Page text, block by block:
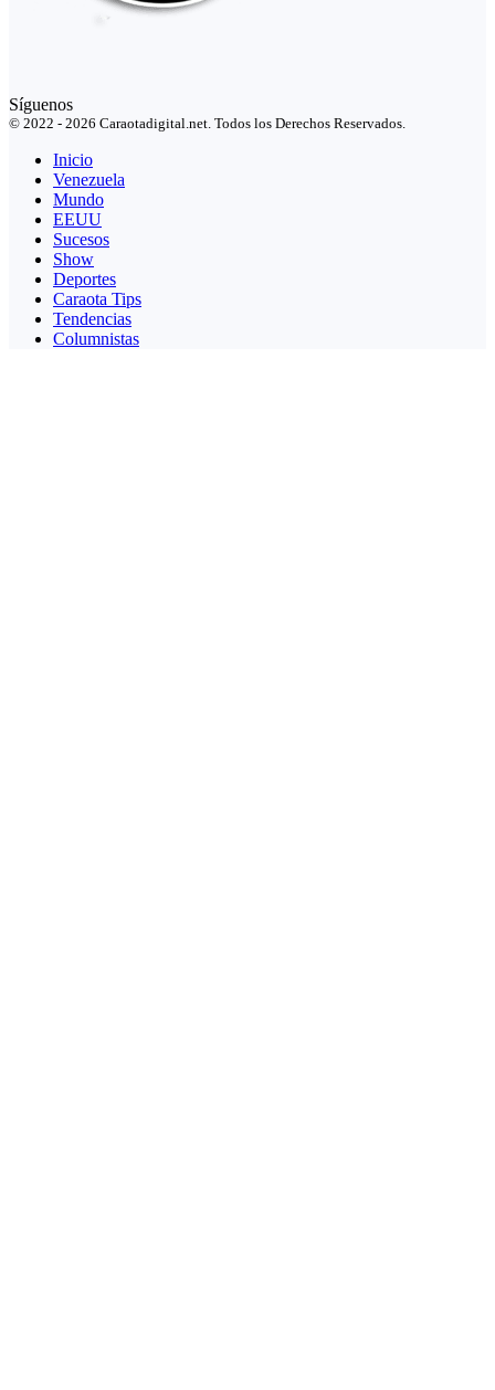
Síguenos
© 2022 - 2026 Caraotadigital.net. Todos los Derechos Reservados.
Inicio
Venezuela
Mundo
EEUU
Sucesos
Show
Deportes
Caraota Tips
Tendencias
Columnistas